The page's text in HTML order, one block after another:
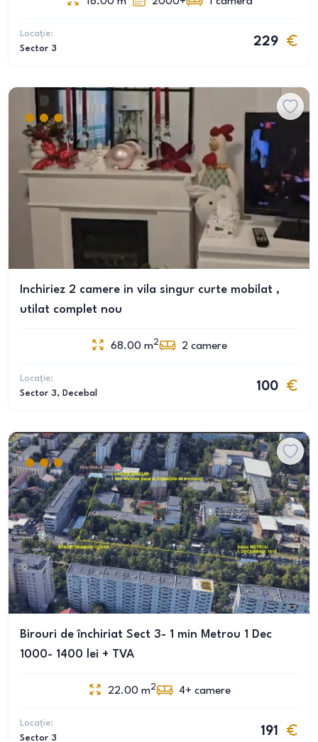
Locație:
Sector 3
229
Inchiriez 2 camere in vila singur curte mobilat ,
utilat complet nou
68.00 m2 2 camere
Locație:
Sector 3, Decebal
100
Birouri de închiriat Sect 3- 1 min Metrou 1 Dec
1000- 1400 lei + TVA
22.00 m2 4+ camere
Locație:
Sector 3
191